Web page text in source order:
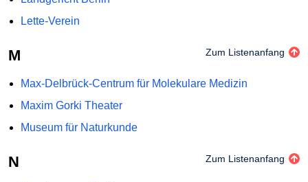
Lette-Verein
M Zum Listenanfang
Max-Delbrück-Centrum für Molekulare Medizin
Maxim Gorki Theater
Museum für Naturkunde
N Zum Listenanfang